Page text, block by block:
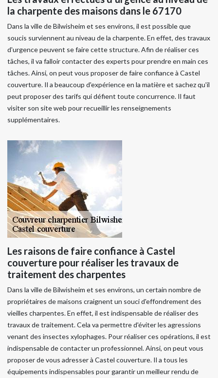
la charpente des maisons dans le 67170
Dans la ville de Bilwisheim et ses environs, il est possible que
soucis surviennent au niveau de la charpente. En effet, des travaux
d'urgence peuvent se faire cette structure. Afin de réaliser ces
tâches, il va falloir contacter des experts pour prendre en main ces
tâches. Ainsi, on peut vous proposer de faire confiance à Castel
couverture. Il a beaucoup d'expérience en la matière et sachez qu'il
peut proposer des tarifs qui défient toute concurrence. Il faut
visiter son site web pour recueillir les renseignements
supplémentaires.
Les raisons de faire confiance à Castel
couverture pour réaliser les travaux de
traitement des charpentes
Dans la ville de Bilwisheim et ses environs, un certain nombre de
propriétaires de maisons craignent un souci d'effondrement des
vieilles charpentes. En effet, il est indispensable de réaliser des
travaux de traitement. Cela va permettre d'éviter les agressions
venant des insectes xylophages. Pour réaliser ces opérations, il est
indispensable de contacter un professionnel. Ainsi, on peut vous
proposer de vous adresser à Castel couverture. Il a tous les
équipements indispensables pour garantir un meilleur rendu de